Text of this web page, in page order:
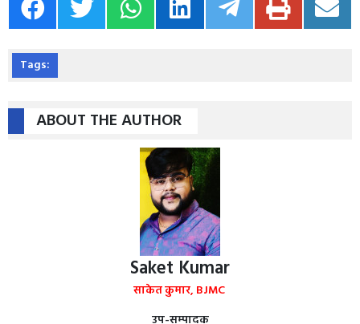
Tags:
ABOUT THE AUTHOR
Saket Kumar
साकेत कुमार, BJMC
उप-सम्पादक